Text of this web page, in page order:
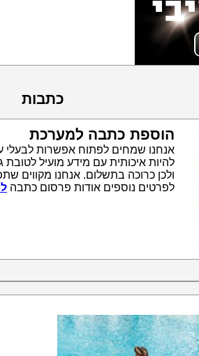
כתבות
הוספת כתבה למערכת
אנחנו שמחים לפתוח אפשרות לבעלי
להיות איכותית עם מידע מועיל
ולכן כרוכה בתשלום. אנחנו מקווים
לפרטים נוספים אודות פרסום כתבה